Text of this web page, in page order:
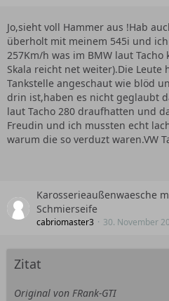
Jo,sieht voll Hammer aus !Hab
überholt mit meinem 545i und
257Km/h was im BMW laut
Skala reicht net weiter).Die
Tankstelle angeschaut wie blöd
drin ist,haben es nicht geglaubt
laut Tacho 280 draufhatten und
Freudin und ich mussten echt
warum die so verduzt waren.VW
Karosserieaußenwaesche
Schmierseife
cabriomaster3 30. November
Zitat
Original von FRank-GTI